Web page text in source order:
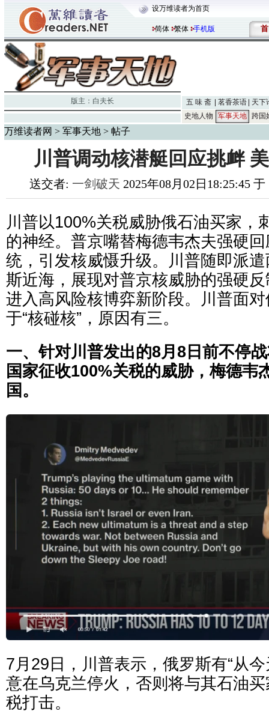
设万维读者为首页
简体 繁体 手机版 首
版主： 白夫长 五 味 斋 茗香茶语
天下
史地人物
军事天地 跨国
万维读者网 > 军事天地 > 帖子
川普调动核潜艇回应挑衅
送交者: 一剑破天 2025年08月02日18:25:45
川普以100%关税威胁俄石油买家，
的神经。普京嘴替梅德韦杰夫强硬回
统，引发核威慑升级。川普随即派
斯近海，展现对普京核威胁的强硬
进入高风险核博弈新阶段。川普面
于“核碰核”，原因有三。
一、针对川普发出的8月8日前不停
国家征收100%关税的威胁，梅德韦
国。
7月29日，川普表示，俄罗斯有“从
意在乌克兰停火，否则将与其石油
税打击。